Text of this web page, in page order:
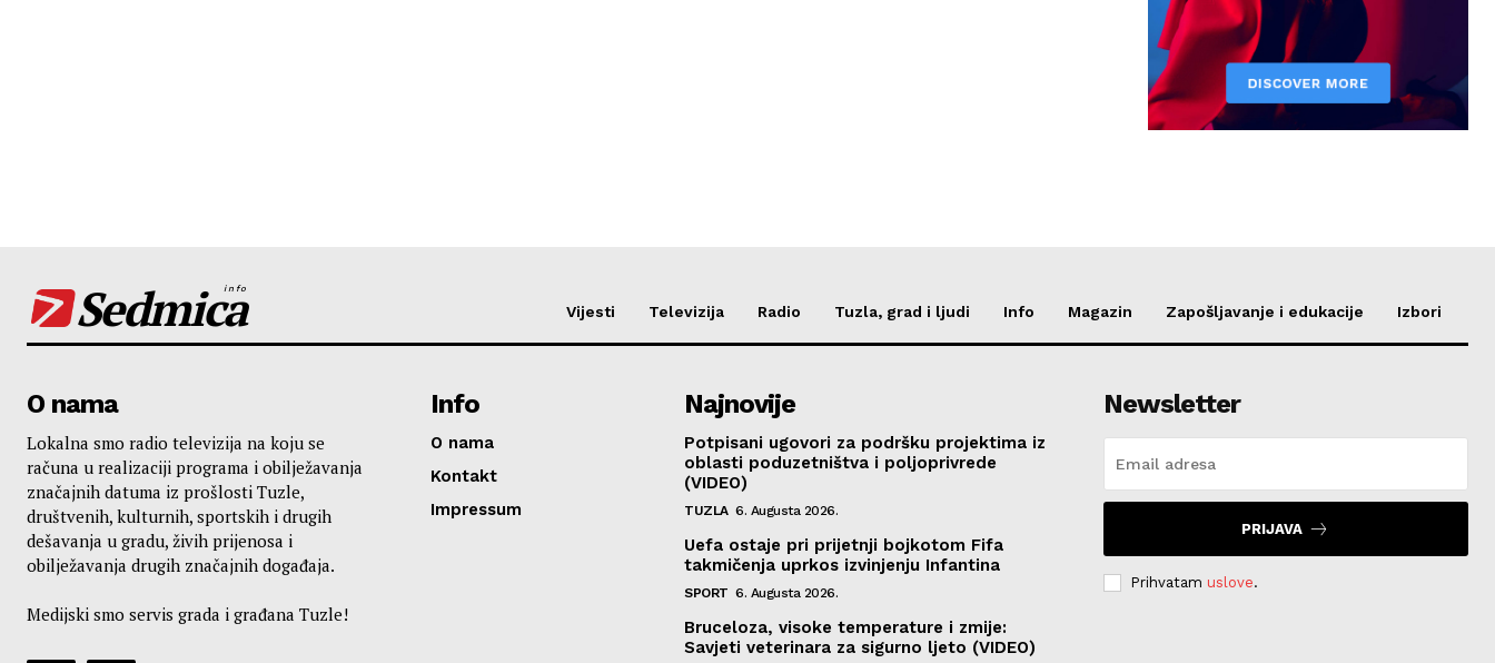
Sedmica
info
Vijesti Televizija Radio Tuzla, grad i ljudi Info Magazin Zapošljavanje i edukacije Izbori
O nama
Lokalna smo radio televizija na koju se
računa u realizaciji programa i obilježavanja
značajnih datuma iz prošlosti Tuzle,
društvenih, kulturnih, sportskih i drugih
dešavanja u gradu, živih prijenosa i
obilježavanja drugih značajnih događaja.
Medijski smo servis grada i građana Tuzle!
Info
O nama
Kontakt
Impressum
Najnovije
Potpisani ugovori za podršku projektima iz
oblasti poduzetništva i poljoprivrede
(VIDEO)
TUZLA 6. Augusta 2026.
Uefa ostaje pri prijetnji bojkotom Fifa
takmičenja uprkos izvinjenju Infantina
SPORT 6. Augusta 2026.
Bruceloza, visoke temperature i zmije:
Savjeti veterinara za sigurno ljeto (VIDEO)
Newsletter
PRIJAVA
Prihvatam uslove.